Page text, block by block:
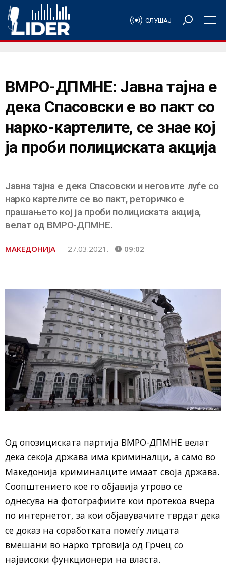
СЛУШАЈ
ВМРО-ДПМНЕ: Јавна тајна е
дека Спасовски е во пакт со
нарко-картелите, се знае кој
ја проби полициската акција
Јавна тајна е дека Спасовски и неговите луѓе со
нарко картелите се во пакт, реторичко е
прашањето кој ја проби полициската акција,
велат од ВМРО-ДПМНЕ.
МАКЕДОНИЈА 27.03.2021. 09:02
Од опозициската партија ВМРО-ДПМНЕ велат
дека секоја држава има криминалци, а само во
Македонија криминалците имаат своја држава.
Соопштението кое го објавија утрово се
однесува на фотографиите кои протекоа вчера
по интернетот, за кои објавувачите тврдат дека
се доказ на соработката помеѓу лицата
вмешани во нарко трговија од Грчец со
највисоки функционери на власта.